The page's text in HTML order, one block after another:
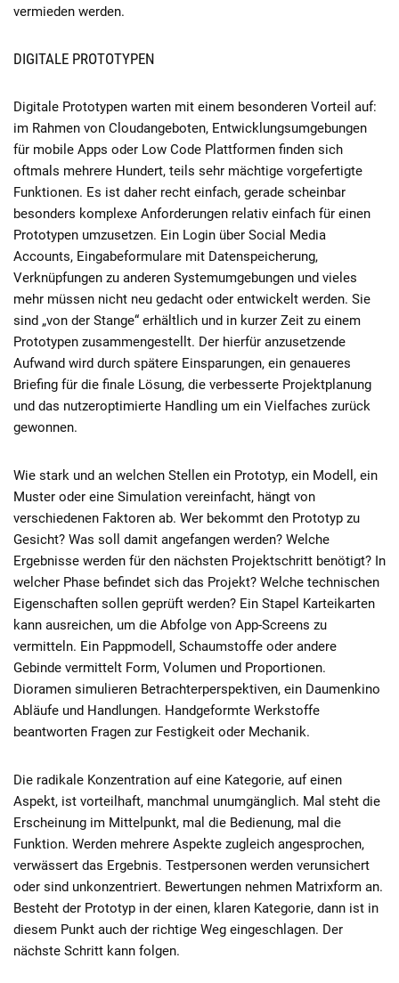
vermieden werden.
DIGITALE PROTOTYPEN
Digitale Prototypen warten mit einem besonderen Vorteil auf:
im Rahmen von Cloudangeboten, Entwicklungsumgebungen
für mobile Apps oder Low Code Plattformen finden sich
oftmals mehrere Hundert, teils sehr mächtige vorgefertigte
Funktionen. Es ist daher recht einfach, gerade scheinbar
besonders komplexe Anforderungen relativ einfach für einen
Prototypen umzusetzen. Ein Login über Social Media
Accounts, Eingabeformulare mit Datenspeicherung,
Verknüpfungen zu anderen Systemumgebungen und vieles
mehr müssen nicht neu gedacht oder entwickelt werden. Sie
sind „von der Stange“ erhältlich und in kurzer Zeit zu einem
Prototypen zusammengestellt. Der hierfür anzusetzende
Aufwand wird durch spätere Einsparungen, ein genaueres
Briefing für die finale Lösung, die verbesserte Projektplanung
und das nutzeroptimierte Handling um ein Vielfaches zurück
gewonnen.
Wie stark und an welchen Stellen ein Prototyp, ein Modell, ein
Muster oder eine Simulation vereinfacht, hängt von
verschiedenen Faktoren ab. Wer bekommt den Prototyp zu
Gesicht? Was soll damit angefangen werden? Welche
Ergebnisse werden für den nächsten Projektschritt benötigt? In
welcher Phase befindet sich das Projekt? Welche technischen
Eigenschaften sollen geprüft werden? Ein Stapel Karteikarten
kann ausreichen, um die Abfolge von App-Screens zu
vermitteln. Ein Pappmodell, Schaumstoffe oder andere
Gebinde vermittelt Form, Volumen und Proportionen.
Dioramen simulieren Betrachterperspektiven, ein Daumenkino
Abläufe und Handlungen. Handgeformte Werkstoffe
beantworten Fragen zur Festigkeit oder Mechanik.
Die radikale Konzentration auf eine Kategorie, auf einen
Aspekt, ist vorteilhaft, manchmal unumgänglich. Mal steht die
Erscheinung im Mittelpunkt, mal die Bedienung, mal die
Funktion. Werden mehrere Aspekte zugleich angesprochen,
verwässert das Ergebnis. Testpersonen werden verunsichert
oder sind unkonzentriert. Bewertungen nehmen Matrixform an.
Besteht der Prototyp in der einen, klaren Kategorie, dann ist in
diesem Punkt auch der richtige Weg eingeschlagen. Der
nächste Schritt kann folgen.